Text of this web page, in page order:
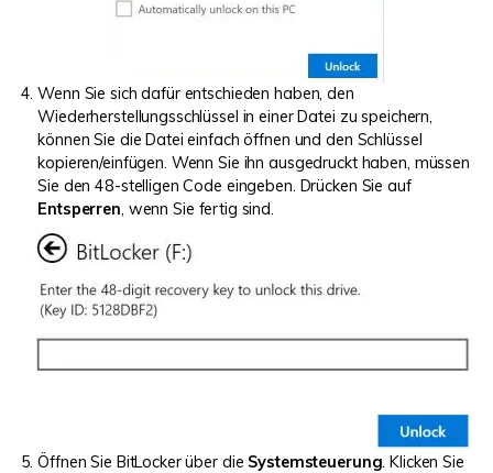
Wenn Sie sich dafür entschieden haben, den
Wiederherstellungsschlüssel in einer Datei zu speichern,
können Sie die Datei einfach öffnen und den Schlüssel
kopieren/einfügen. Wenn Sie ihn ausgedruckt haben, müssen
Sie den 48-stelligen Code eingeben. Drücken Sie auf
Entsperren, wenn Sie fertig sind.
Öffnen Sie BitLocker über die Systemsteuerung. Klicken Sie